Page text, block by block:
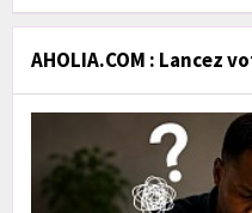
AHOLIA.COM : Lancez